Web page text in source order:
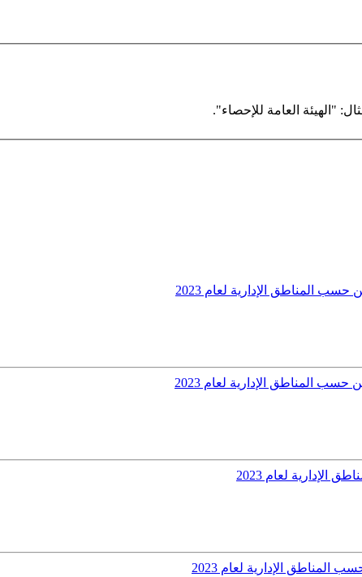
"الهيئة العامة للإحصاء".
المناطق الإدارية لعام 2023
المناطق الإدارية لعام 2023
لعام 2023
الإدارية لعام 2023